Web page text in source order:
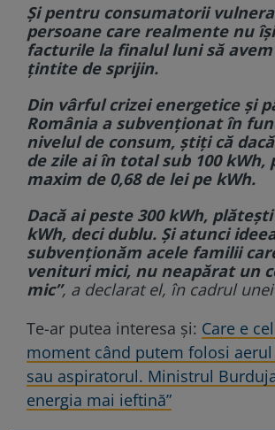
Și pentru consumatorii
persoane care realmente nu
facturile la finalul luni să
țintite de sprijin.
Din vârful crizei energetice și
România a subvenționat în
nivelul de consum, știți că
de zile ai în total sub 100 kWh,
maxim de 0,68 de lei pe kWh.
Dacă ai peste 300 kWh,
kWh, deci dublu. Și atunci
subvenționăm acele familii
venituri mici, nu neapărat un
mic”, a declarat el, în cadrul
Te-ar putea interesa și: Care e
moment când putem folosi
sau aspiratorul. Ministrul
energia mai ieftină”